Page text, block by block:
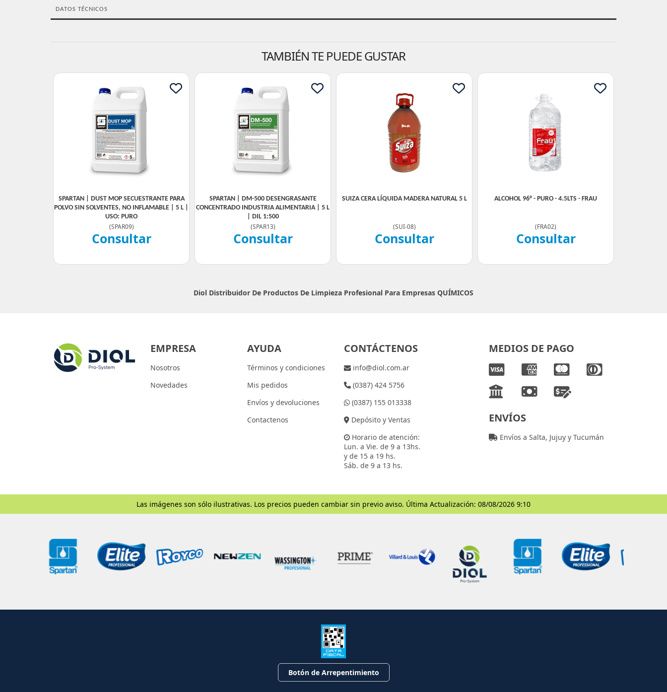
DATOS TÉCNICOS
TAMBIÉN TE PUEDE GUSTAR
SPARTAN | DUST MOP SECUESTRANTE PARA
POLVO SIN SOLVENTES, NO INFLAMABLE | 5 L |
USO: PURO
(SPAR09)
Consultar
SPARTAN | DM-500 DESENGRASANTE
CONCENTRADO INDUSTRIA ALIMENTARIA | 5 L
| DIL 1:500
(SPAR13)
Consultar
SUIZA CERA LÍQUIDA MADERA NATURAL 5 L
(SUI-08)
Consultar
ALCOHOL 96° - PURO - 4.5LTS - FRAU
(FRA02)
Consultar
Diol Distribuidor De Productos De Limpieza Profesional Para Empresas QUÍMICOS
EMPRESA
Nosotros
Novedades
AYUDA
Términos y condiciones
Mis pedidos
Envíos y devoluciones
Contactenos
CONTÁCTENOS
info@diol.com.ar
(0387) 424 5756
(0387) 155 013338
Depósito y Ventas
Horario de atención:
Lun. a Vie. de 9 a 13hs.
y de 15 a 19 hs.
Sáb. de 9 a 13 hs.
MEDIOS DE PAGO
ENVÍOS
Envíos a Salta, Jujuy y Tucumán
Las imágenes son sólo ilustrativas. Los precios pueden cambiar sin previo aviso. Última Actualización: 08/08/2026 9:10
Botón de Arrepentimiento